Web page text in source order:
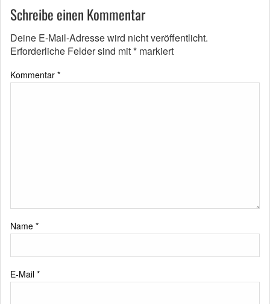
Schreibe einen Kommentar
Deine E-Mail-Adresse wird nicht veröffentlicht.
Erforderliche Felder sind mit* markiert
Kommentar *
Name *
E-Mail *